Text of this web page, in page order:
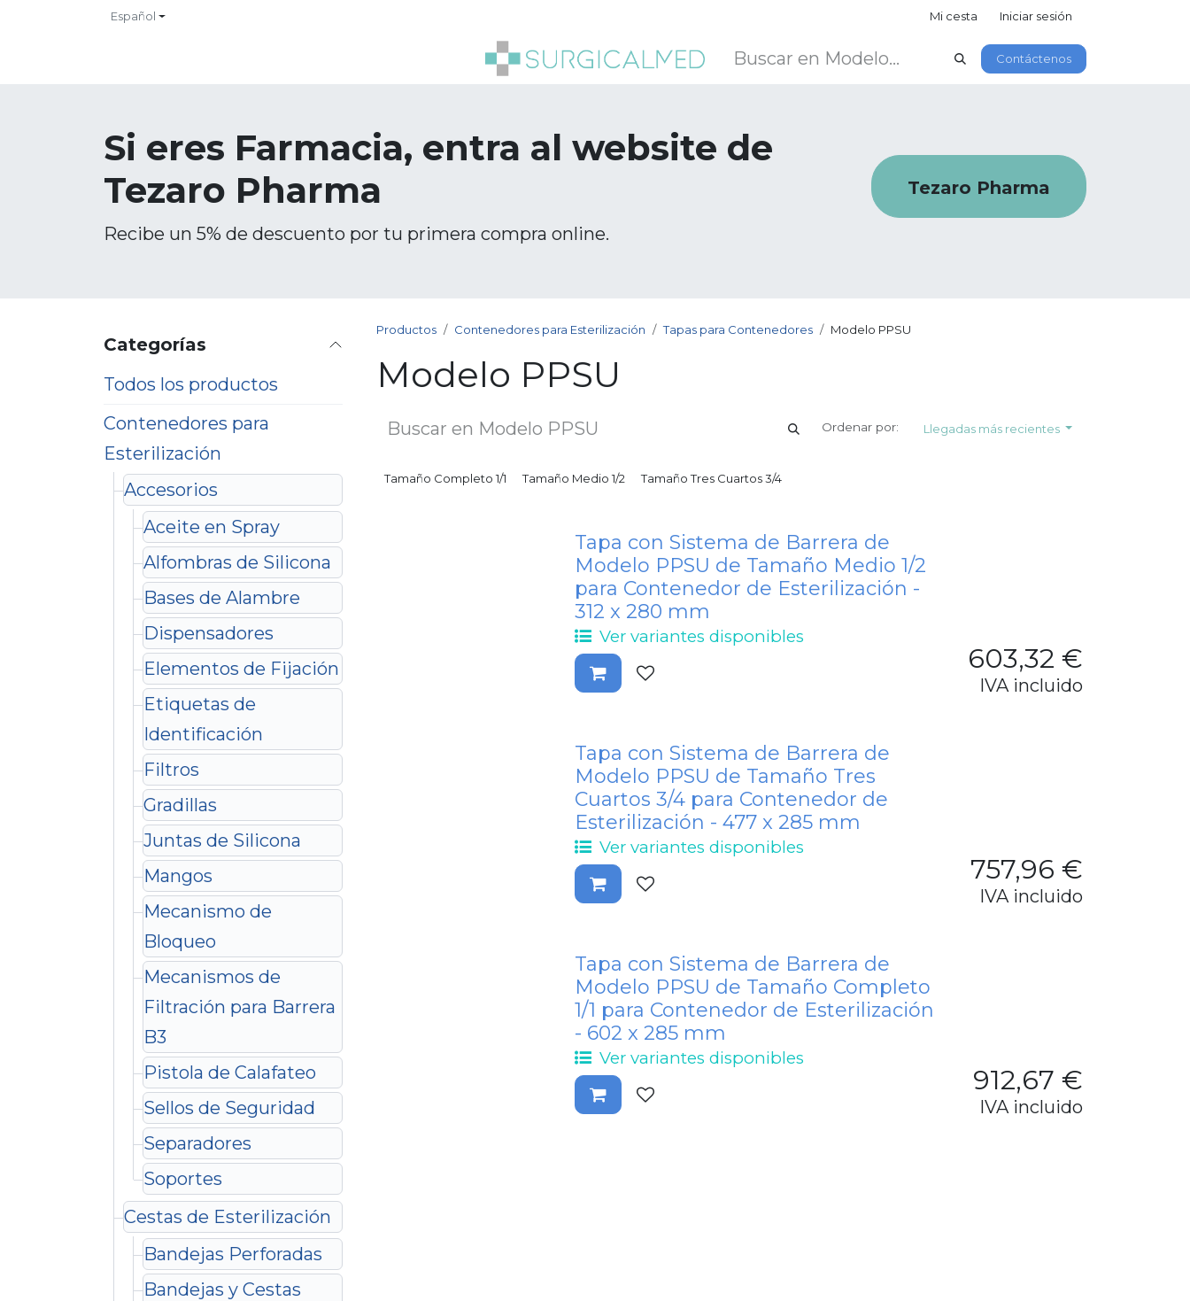
Ir al contenidoEspañol Mi cesta Iniciar sesión
Contáctenos
Si eres Farmacia, entra al website de
Tezaro Pharma
Recibe un 5% de descuento por tu primera compra online.
Tezaro Pharma
Categorías
Todos los productos
Contenedores para
Esterilización
Accesorios
Aceite en Spray
Alfombras de Silicona
Bases de Alambre
Dispensadores
Elementos de Fijación
Etiquetas de
Identificación
Filtros
Gradillas
Juntas de Silicona
Mangos
Mecanismo de
Bloqueo
Mecanismos de
Filtración para Barrera
B3
Pistola de Calafateo
Sellos de Seguridad
Separadores
Soportes
Cestas de Esterilización
Bandejas Perforadas
Bandejas y Cestas
Productos Contenedores para Esterilización Tapas para Contenedores Modelo PPSU
Modelo PPSU
Tamaño Completo 1/1 Tamaño Medio 1/2 Tamaño Tres Cuartos 3/4
Ordenar por: Llegadas más recientes
Tapa con Sistema de Barrera de
Modelo PPSU de Tamaño Medio 1/2
para Contenedor de Esterilización -
312 x 280 mm
Ver variantes disponibles
603,32 €
IVA incluido
Tapa con Sistema de Barrera de
Modelo PPSU de Tamaño Tres
Cuartos 3/4 para Contenedor de
Esterilización - 477 x 285 mm
Ver variantes disponibles
757,96 €
IVA incluido
Tapa con Sistema de Barrera de
Modelo PPSU de Tamaño Completo
1/1 para Contenedor de Esterilización
- 602 x 285 mm
Ver variantes disponibles
912,67 €
IVA incluido